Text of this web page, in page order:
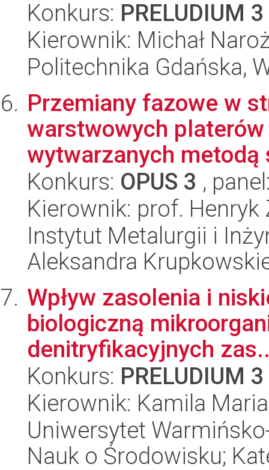
Konkurs: PRELUDIUM 3
Kierownik: Michał
Politechnika Gdańska,
Przemiany fazowe w
warstwowych
wytwarzanych metodą
Konkurs: OPUS 3 ,
Kierownik: prof. Henryk
Instytut Metalurgii i
Aleksandra
Wpływ zasolenia i
biologiczną
denitryfikacyjnych
Konkurs: PRELUDIUM 3
Kierownik: Kamila
Uniwersytet
Nauk o Środowisku;